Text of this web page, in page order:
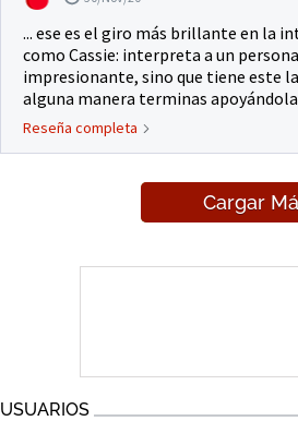
... ese es el giro más brillante en la
como Cassie: interpreta a un
impresionante, sino que tiene este
alguna manera terminas
Reseña completa
Cargar
USUARIOS